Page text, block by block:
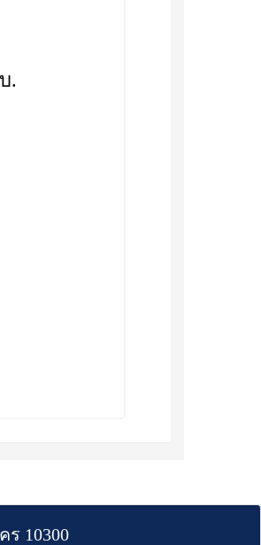
นเที๊ยะ
พ.ทบ.
10300